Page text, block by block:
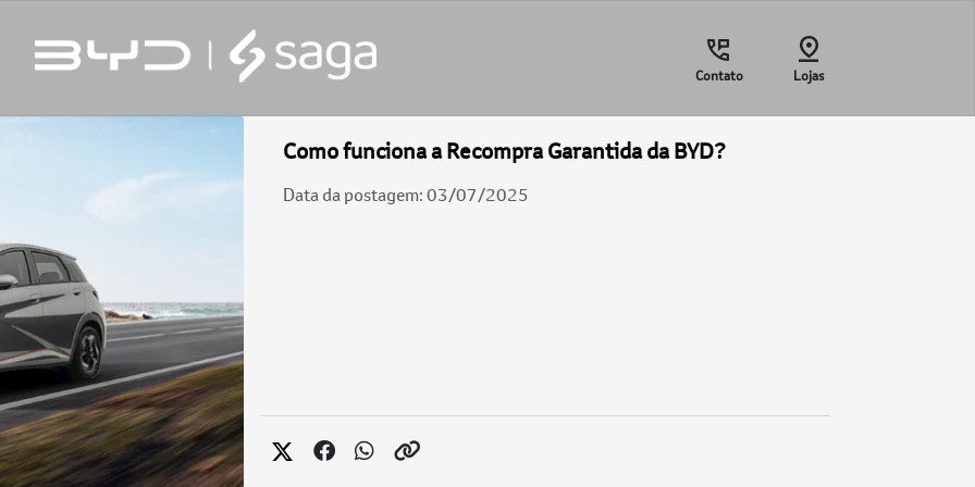
Contato Lojas
Como funciona a Recompra Garantida da BYD?
Data da postagem: 03/07/2025